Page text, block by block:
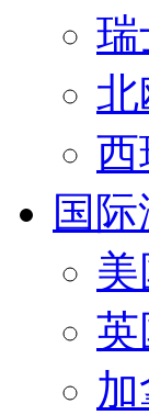
瑞
北
西
国
英